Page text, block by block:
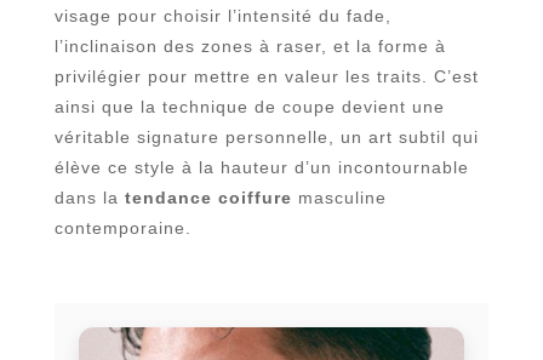
visage pour choisir l’intensité du fade,
l’inclinaison des zones à raser, et la forme à
privilégier pour mettre en valeur les traits. C’est
ainsi que la technique de coupe devient une
véritable signature personnelle, un art subtil qui
élève ce style à la hauteur d’un incontournable
dans la tendance coiffure masculine
contemporaine.